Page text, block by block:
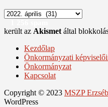
Archívum
került az Akismet által
Kezdőlap
Önkormányzati
Önkormányzat
Kapcsolat
Copyright © 2023 MSZP
WordPress